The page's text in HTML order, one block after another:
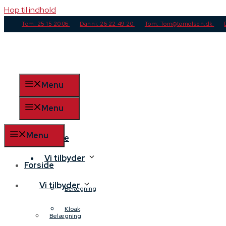
Hop til indhold
Tom: 25 15 20 06 Danni: 26 22 49 20 Tom: Tom@tomolsen.dk
Menu
Menu
Forside
Vi tilbyder
Belægning
Kloak
Menu
Forside
Vi tilbyder
Belægning